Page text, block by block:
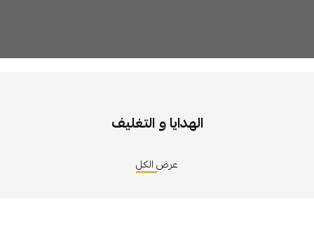
الهدايا و التغليف
عرض الكل